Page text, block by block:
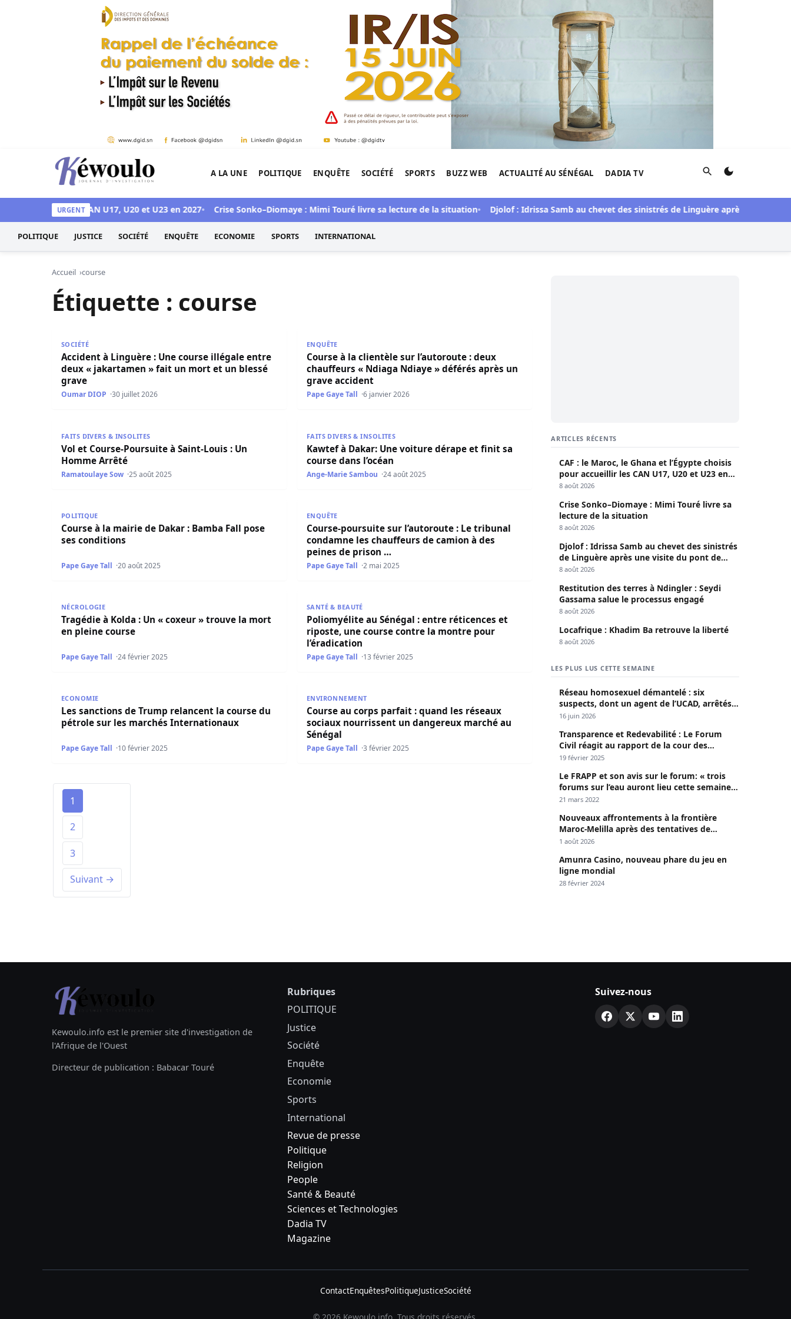
Aller au contenu
Kéwoulo, le premier site d'information et d'investigation de l'Afrique.
A LA UNE POLITIQUE ENQUÊTE SOCIÉTÉ SPORTS BUZZ WEB ACTUALITÉ AU SÉNÉGAL DADIA TV Rechercher
URGENT
accueillir les CAN U17, U20 et U23 en 2027 Crise Sonko–Diomaye : Mimi Touré livre sa lecture de la situation Djolof : Idrissa Samb au chevet des sinistrés de Linguère après une visite
POLITIQUE JUSTICE SOCIÉTÉ ENQUÊTE ECONOMIE SPORTS INTERNATIONAL
Accueil course
Étiquette : course
SOCIÉTÉ
Accident à Linguère : Une course illégale entre
deux « jakartamen » fait un mort et un blessé
grave
Oumar DIOP 30 juillet 2026
ENQUÊTE
Course à la clientèle sur l’autoroute : deux
chauffeurs « Ndiaga Ndiaye » déférés après un
grave accident
Pape Gaye Tall 6 janvier 2026
FAITS DIVERS & INSOLITES
Vol et Course-Poursuite à Saint-Louis : Un
Homme Arrêté
Ramatoulaye Sow 25 août 2025
FAITS DIVERS & INSOLITES
Kawtef à Dakar: Une voiture dérape et finit sa
course dans l’océan
Ange-Marie Sambou 24 août 2025
POLITIQUE
Course à la mairie de Dakar : Bamba Fall pose
ses conditions
Pape Gaye Tall 20 août 2025
Course-poursuite sur l’autoroute : Le tribunal condamne les chauffeurs de camion à des peines de prison …
ENQUÊTE
Course-poursuite sur l’autoroute : Le tribunal
condamne les chauffeurs de camion à des
peines de prison …
Pape Gaye Tall 2 mai 2025
NÉCROLOGIE
Tragédie à Kolda : Un « coxeur » trouve la mort
en pleine course
Pape Gaye Tall 24 février 2025
Poliomyélite au Sénégal : entre réticences et riposte, une course contre la montre pour l’éradication
SANTÉ & BEAUTÉ
Poliomyélite au Sénégal : entre réticences et
riposte, une course contre la montre pour
l’éradication
Pape Gaye Tall 13 février 2025
ECONOMIE
Les sanctions de Trump relancent la course du
pétrole sur les marchés Internationaux
Pape Gaye Tall 10 février 2025
Course au corps parfait : quand les réseaux sociaux nourrissent un dangereux marché au Sénégal
ENVIRONNEMENT
Course au corps parfait : quand les réseaux
sociaux nourrissent un dangereux marché au
Sénégal
Pape Gaye Tall 3 février 2025
1
2
3
Suivant →
ARTICLES RÉCENTS
CAF : le Maroc, le Ghana et l’Égypte choisis
pour accueillir les CAN U17, U20 et U23 en
2027
8 août 2026
Crise Sonko–Diomaye : Mimi Touré livre sa
lecture de la situation
8 août 2026
Djolof : Idrissa Samb au chevet des sinistrés
de Linguère après une visite du pont de
Thylla
8 août 2026
Restitution des terres à Ndingler : Seydi
Gassama salue le processus engagé
8 août 2026
Locafrique : Khadim Ba retrouve la liberté
8 août 2026
LES PLUS LUS CETTE SEMAINE
Réseau homosexuel démantelé : six
suspects, dont un agent de l’UCAD, arrêtés à
Keur Massar ; l’un avoue avoir propagé le
16 juin 2026
Transparence et Redevabilité : Le Forum
Civil réagit au rapport de la cour des
comptes
19 février 2025
Le FRAPP et son avis sur le forum: « trois
forums sur l’eau auront lieu cette semaine à
Dakar »
21 mars 2022
Nouveaux affrontements à la frontière
Maroc-Melilla après des tentatives de
passage
1 août 2026
Amunra Casino, nouveau phare du jeu en
ligne mondial
28 février 2024
Kewoulo.info est le premier site d'investigation de
l'Afrique de l'Ouest
Directeur de publication : Babacar Touré
Rubriques
POLITIQUE
Justice
Société
Enquête
Economie
Sports
International
Revue de presse
Politique
Religion
People
Santé & Beauté
Sciences et Technologies
Dadia TV
Magazine
Suivez-nous
ContactEnquêtesPolitiqueJusticeSociété